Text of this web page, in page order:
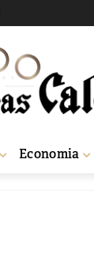
Economia